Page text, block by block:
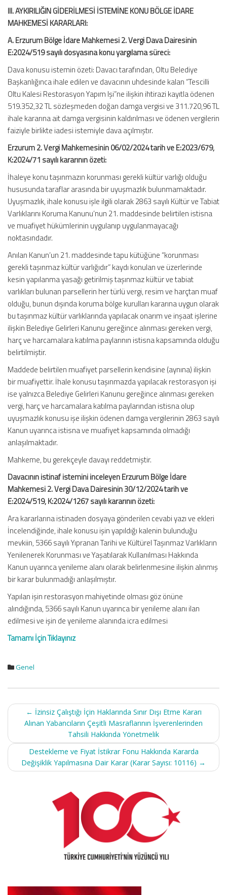
III. AYKIRILIĞIN GİDERİLMESİ İSTEMİNE KONU BÖLGE İDARE
MAHKEMESİ KARARLARI:
A. Erzurum Bölge İdare Mahkemesi 2. Vergi Dava Dairesinin
E:2024/519 sayılı dosyasına konu yargılama süreci:
Dava konusu istemin özeti: Davacı tarafından, Oltu Belediye
Başkanlığınca ihale edilen ve davacının uhdesinde kalan “Tescilli
Oltu Kalesi Restorasyon Yapım lşi”ne ilişkin ihtirazi kayıtla ödenen
519.352,32 TL sözleşmeden doğan damga vergisi ve 311.720,96 TL
ihale kararına ait damga vergisinin kaldırılması ve ödenen vergilerin
faiziyle birlikte iadesi istemiyle dava açılmıştır.
Erzurum 2. Vergi Mahkemesinin 06/02/2024 tarih ve E:2023/679,
K:2024/71 sayılı kararının özeti:
İhaleye konu taşınmazın korunması gerekli kültür varlığı olduğu
hususunda taraflar arasında bir uyuşmazlık bulunmamaktadır.
Uyuşmazlık, ihale konusu işle ilgili olarak 2863 sayılı Kültür ve Tabiat
Varlıklarını Koruma Kanunu’nun 21. maddesinde belirtilen istisna
ve muafiyet hükümlerinin uygulanıp uygulanmayacağı
noktasındadır.
Anılan Kanun’un 21. maddesinde tapu kütüğüne “korunması
gerekli taşınmaz kültür varlığıdır” kaydı konulan ve üzerlerinde
kesin yapılanma yasağı getirilmiş taşınmaz kültür ve tabiat
varlıkları bulunan parsellerin her türlü vergi, resim ve harçtan muaf
olduğu, bunun dışında koruma bölge kurulları kararına uygun olarak
bu taşınmaz kültür varlıklarında yapılacak onarım ve inşaat işlerine
ilişkin Belediye Gelirleri Kanunu gereğince alınması gereken vergi,
harç ve harcamalara katılma paylarının istisna kapsamında olduğu
belirtilmiştir.
Maddede belirtilen muafiyet parsellerin kendisine (aynına) ilişkin
bir muafiyettir. İhale konusu taşınmazda yapılacak restorasyon işi
ise yalnızca Belediye Gelirleri Kanunu gereğince alınması gereken
vergi, harç ve harcamalara katılma paylarından istisna olup
uyuşmazlık konusu işe ilişkin ödenen damga vergilerinin 2863 sayılı
Kanun uyarınca istisna ve muafiyet kapsamında olmadığı
anlaşılmaktadır.
Mahkeme, bu gerekçeyle davayı reddetmiştir.
Davacının istinaf istemini inceleyen Erzurum Bölge İdare
Mahkemesi 2. Vergi Dava Dairesinin 30/12/2024 tarih ve
E:2024/519, K:2024/1267 sayılı kararının özeti:
Ara kararlarına istinaden dosyaya gönderilen cevabi yazı ve ekleri
İncelendiğinde, ihale konusu işin yapıldığı kalenin bulunduğu
mevkiin, 5366 sayılı Yıpranan Tarihi ve Kültürel Taşınmaz Varlıkların
Yenilenerek Korunması ve Yaşatılarak Kullanılması Hakkında
Kanun uyarınca yenileme alanı olarak belirlenmesine ilişkin alınmış
bir karar bulunmadığı anlaşılmıştır.
Yapılan işin restorasyon mahiyetinde olması göz önüne
alındığında, 5366 sayılı Kanun uyarınca bir yenileme alanı ilan
edilmesi ve işin de yenileme alanında icra edilmesi
Tamamı İçin Tıklayınız
Genel
Post
navigation
← İzinsiz Çalıştığı İçin Haklarında Sınır Dışı Etme Kararı
Alınan Yabancıların Çeşitli Masraflarının İşverenlerinden
Tahsili Hakkında Yönetmelik
Destekleme ve Fiyat İstikrar Fonu Hakkında Kararda
Değişiklik Yapılmasına Dair Karar (Karar Sayısı: 10116) →